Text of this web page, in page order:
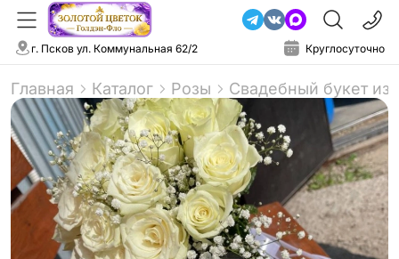
г. Псков ул. Коммунальная 62/2 Круглосуточно
Главная Каталог Розы Свадебный букет из